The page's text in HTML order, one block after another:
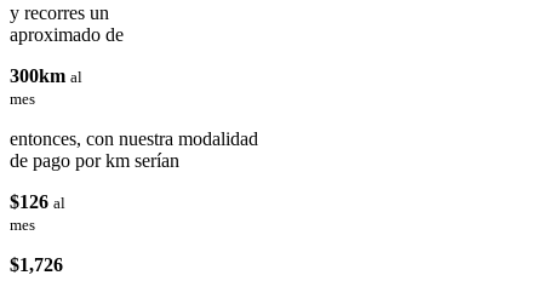
y recorres un
aproximado de
300km al
mes
entonces, con nuestra modalidad
de pago por km serían
$126 al
mes
$1,726